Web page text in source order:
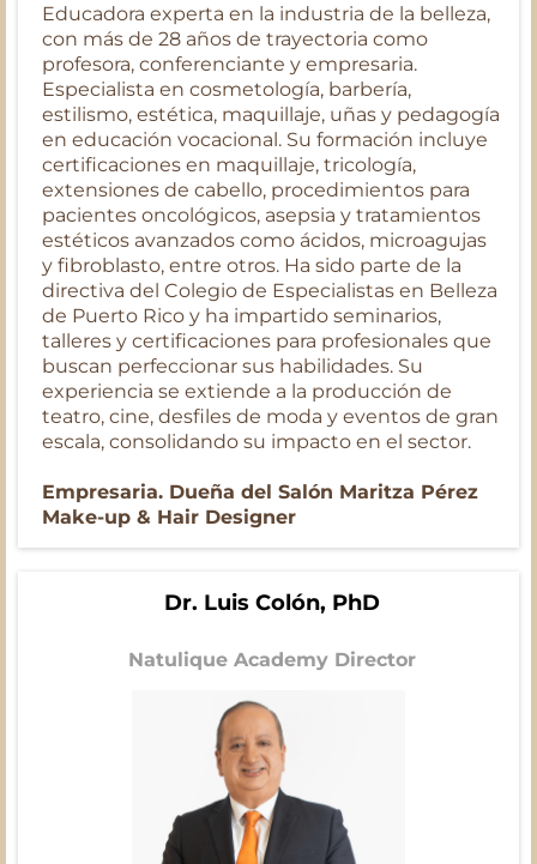
Educadora experta en la industria de la belleza,
con más de 28 años de trayectoria como
profesora, conferenciante y empresaria.
Especialista en cosmetología, barbería,
estilismo, estética, maquillaje, uñas y pedagogía
en educación vocacional. Su formación incluye
certificaciones en maquillaje, tricología,
extensiones de cabello, procedimientos para
pacientes oncológicos, asepsia y tratamientos
estéticos avanzados como ácidos, microagujas
y fibroblasto, entre otros. Ha sido parte de la
directiva del Colegio de Especialistas en Belleza
de Puerto Rico y ha impartido seminarios,
talleres y certificaciones para profesionales que
buscan perfeccionar sus habilidades. Su
experiencia se extiende a la producción de
teatro, cine, desfiles de moda y eventos de gran
escala, consolidando su impacto en el sector.
Empresaria. Dueña del Salón Maritza Pérez
Make-up & Hair Designer
Dr. Luis Colón, PhD
Natulique Academy Director